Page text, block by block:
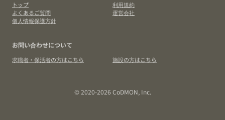
トップ
利用規約
よくあるご質問
運営会社
個人情報保護方針
お問い合わせについて
求職者・保活者の方はこちら 施設の方はこちら
© 2020-2026 CoDMON, Inc.